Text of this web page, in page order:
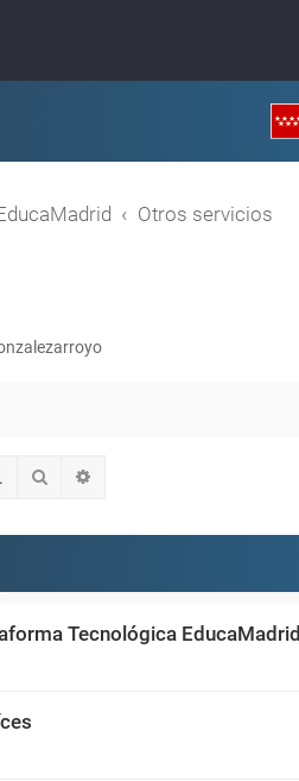
Otros servicios
Buscar
Tecnológica EducaMadrid